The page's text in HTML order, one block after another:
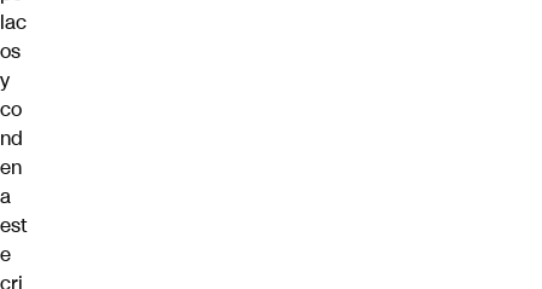
lac
os
y
co
nd
en
a
est
e